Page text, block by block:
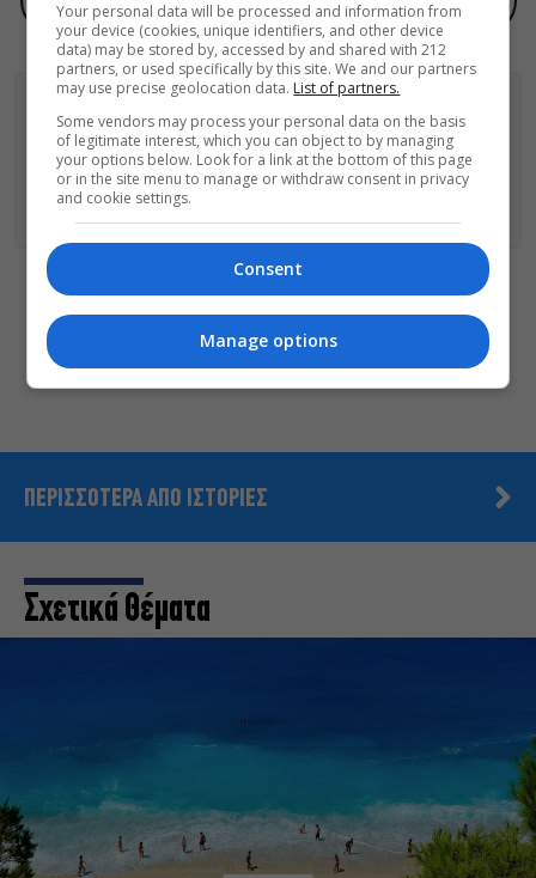
ΑΚΟΛΟΥΘΗΣΕ ΤΟ MONOPOLI.GR ΚΑΙ ΣΤΟ INSTAGRAM!
ΑΚΟΛΟΥΘΗΣΤΕ ΤΟ
ΟΛΕΣ ΤΙΣ ΕΙΔΗΣΕΙΣ ΤΗΣ ΗΜΕΡΑΣ
αλλάζουν την αντίληψη για
τον πολιτισμό
ΠΕΡΙΣΣΟΤΕΡΑ ΑΠΟ ΙΣΤΟΡΙΕΣ
Σχετικά Θέματα
Your personal data will be processed and information from
your device (cookies, unique identifiers, and other device
data) may be stored by, accessed by and shared with 212
partners, or used specifically by this site. We and our partners
may use precise geolocation data. List of partners.
Some vendors may process your personal data on the basis
of legitimate interest, which you can object to by managing
your options below. Look for a link at the bottom of this page
or in the site menu to manage or withdraw consent in privacy
and cookie settings.
Consent
Manage options